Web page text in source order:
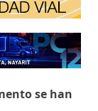
se han